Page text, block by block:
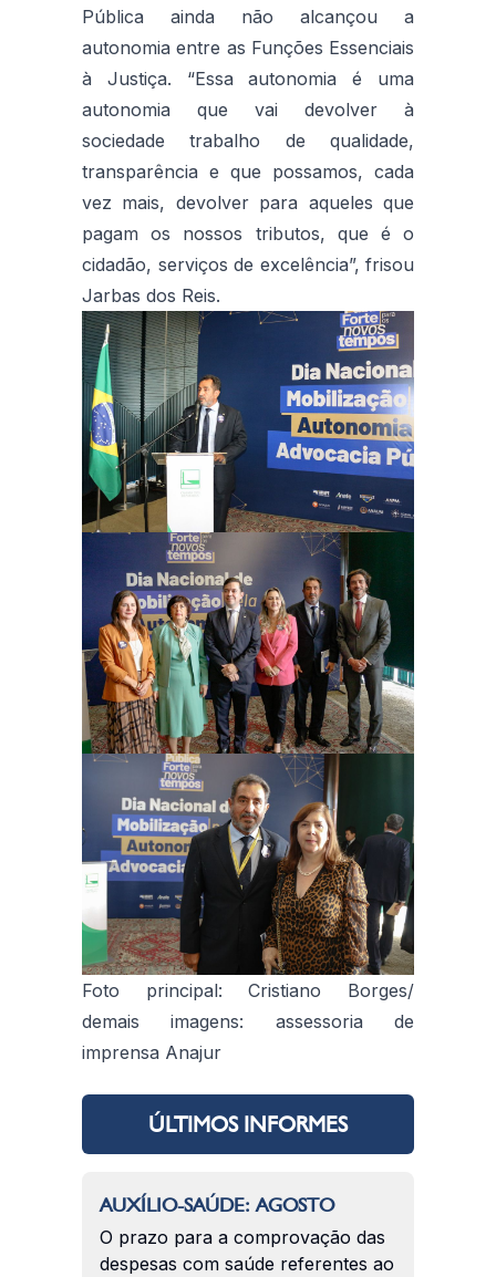
Pública ainda não alcançou a
autonomia entre as Funções Essenciais
à Justiça. “Essa autonomia é uma
autonomia que vai devolver à
sociedade trabalho de qualidade,
transparência e que possamos, cada
vez mais, devolver para aqueles que
pagam os nossos tributos, que é o
cidadão, serviços de excelência”, frisou
Jarbas dos Reis.
Foto principal: Cristiano Borges/
demais imagens: assessoria de
imprensa Anajur
ÚLTIMOS INFORMES
AUXÍLIO-SAÚDE: AGOSTO
O prazo para a comprovação das
despesas com saúde referentes ao